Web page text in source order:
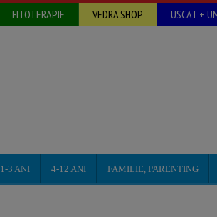
FITOTERAPIE VEDRA SHOP USCAT +
1-3 ANI 4-12 ANI FAMILIE, PARENTING